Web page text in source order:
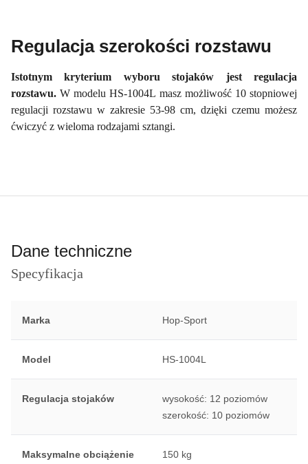
Regulacja szerokości rozstawu
Istotnym kryterium wyboru stojaków jest regulacja
rozstawu. W modelu HS-1004L masz możliwość 10 stopniowej
regulacji rozstawu w zakresie 53-98 cm, dzięki czemu możesz
ćwiczyć z wieloma rodzajami sztangi.
Dane techniczne
Specyfikacja
Marka Hop-Sport
Model HS-1004L
Regulacja stojaków
wysokość: 12 poziomów
szerokość: 10 poziomów
Maksymalne obciążenie
150 kg